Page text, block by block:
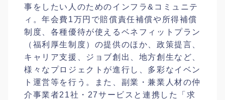
事をしたい人のためのインフラ&コミュニテ
ィ。年会費1万円で賠償責任補償や所得補償
制度、各種優待が使えるベネフィットプラン
（福利厚生制度）の提供のほか、政策提言、
キャリア支援、ジョブ創出、地方創生など、
様々なプロジェクトが進行し、多彩なイベン
ト運営等を行う。また、副業・兼業人材の仲
介事業者21社・27サービスと連携した「求